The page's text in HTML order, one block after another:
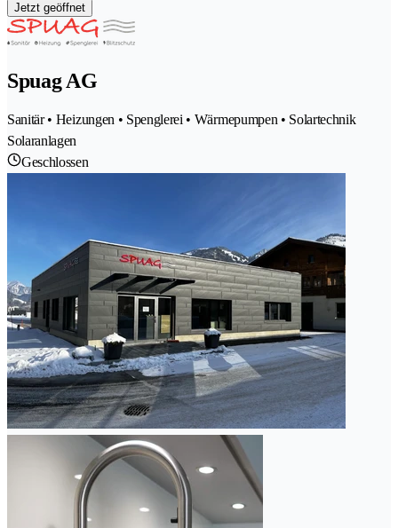
Jetzt geöffnet
Spuag AG
Sanitär • Heizungen • Spenglerei • Wärmepumpen • Solartechnik
Solaranlagen
Geschlossen